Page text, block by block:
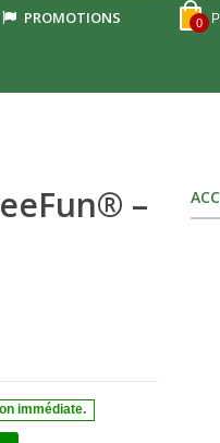
0
PROMOTIONS
–
immédiate.